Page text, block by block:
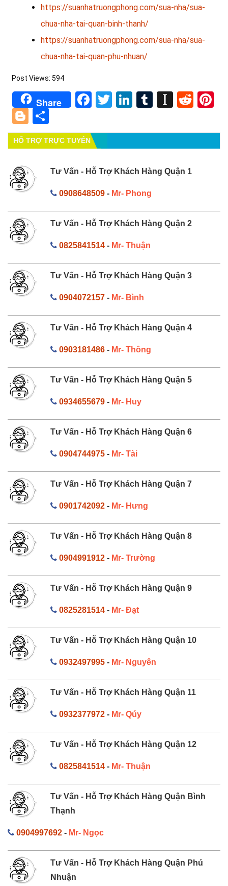
https://suanhatruongphong.com/sua-nha/sua-
chua-nha-tai-quan-binh-thanh/
https://suanhatruongphong.com/sua-nha/sua-
chua-nha-tai-quan-phu-nhuan/
Post Views: 594
Share Facebook
TwitterLinkedIn
Tumblr
Blogger
HỔ TRỢ TRỰC TUYẾN
Tư Vấn - Hỗ Trợ Khách Hàng Quận 1
0908648509- Mr- Phong
Tư Vấn - Hỗ Trợ Khách Hàng Quận 2
0825841514- Mr- Thuận
Tư Vấn - Hỗ Trợ Khách Hàng Quận 3
0904072157- Mr- Bình
Tư Vấn - Hỗ Trợ Khách Hàng Quận 4
0903181486- Mr- Thông
Tư Vấn - Hỗ Trợ Khách Hàng Quận 5
0934655679- Mr- Huy
Tư Vấn - Hỗ Trợ Khách Hàng Quận 6
0904744975- Mr- Tài
Tư Vấn - Hỗ Trợ Khách Hàng Quận 7
0901742092- Mr- Hưng
Tư Vấn - Hỗ Trợ Khách Hàng Quận 8
0904991912- Mr- Trường
Tư Vấn - Hỗ Trợ Khách Hàng Quận 9
0825281514- Mr- Đạt
Tư Vấn - Hỗ Trợ Khách Hàng Quận 10
0932497995- Mr- Nguyên
Tư Vấn - Hỗ Trợ Khách Hàng Quận 11
0932377972- Mr- Qúy
Tư Vấn - Hỗ Trợ Khách Hàng Quận 12
0825841514- Mr- Thuận
Tư Vấn - Hỗ Trợ Khách Hàng Quận Bình
Thạnh
0904997692 - Mr- Ngọc
Tư Vấn - Hỗ Trợ Khách Hàng Quận Phú
Nhuận